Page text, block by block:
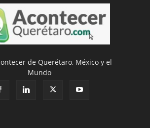
de Querétaro, México y el
Mundo